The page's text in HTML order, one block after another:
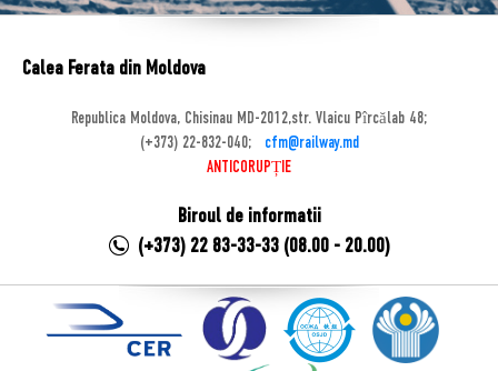
Calea Ferata din Moldova
Republica Moldova, Chisinau MD-2012,str. Vlaicu Pîrcălab 48;
(+373) 22-832-040;
cfm@railway.md
ANTICORUPȚIE
Biroul de informatii
(+373) 22 83-33-33 (08.00 - 20.00)